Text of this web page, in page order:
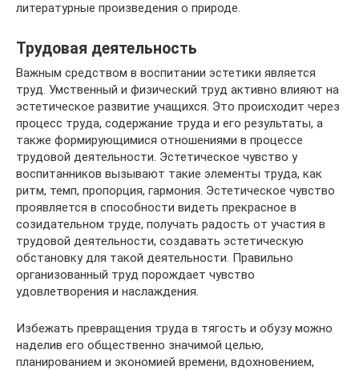
литературные произведения о природе.
Трудовая деятельность
Важным средством в воспитании эстетики является
труд. Умственный и физический труд активно влияют на
эстетическое развитие учащихся. Это происходит через
процесс труда, содержание труда и его результаты, а
также формирующимися отношениями в процессе
трудовой деятельности. Эстетическое чувство у
воспитанников вызывают такие элементы труда, как
ритм, темп, пропорция, гармония. Эстетическое чувство
проявляется в способности видеть прекрасное в
созидательном труде, получать радость от участия в
трудовой деятельности, создавать эстетическую
обстановку для такой деятельности. Правильно
организованный труд порождает чувство
удовлетворения и наслаждения.
Избежать превращения труда в тягость и обузу можно
наделив его общественно значимой целью,
планированием и экономией времени, вдохновением,